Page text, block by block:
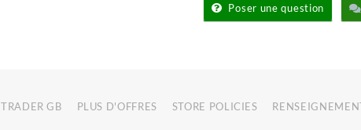
Poser une question
TRADER GB PLUS D'OFFRES STORE POLICIES